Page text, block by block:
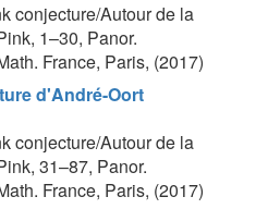
conjecture/Autour de la
1–30, Panor.
France, Paris, (2017)
d'André-Oort
conjecture/Autour de la
31–87, Panor.
France, Paris, (2017)